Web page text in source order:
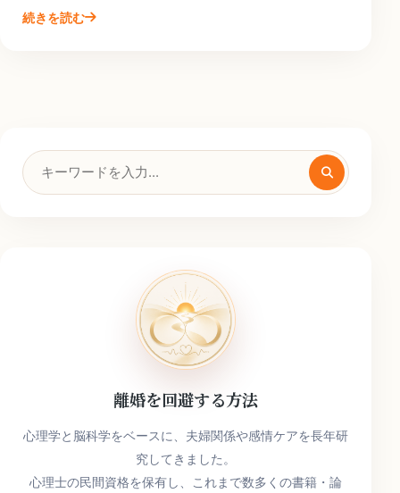
続きを読む
検
索
離婚を回避する方法
心理学と脳科学をベースに、夫婦関係や感情ケアを長年研
究してきました。
心理士の民間資格を保有し、これまで数多くの書籍・論